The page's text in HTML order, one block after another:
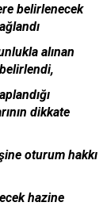
belirlenecek
alınan
dikkate
oturum hakkı
hazine